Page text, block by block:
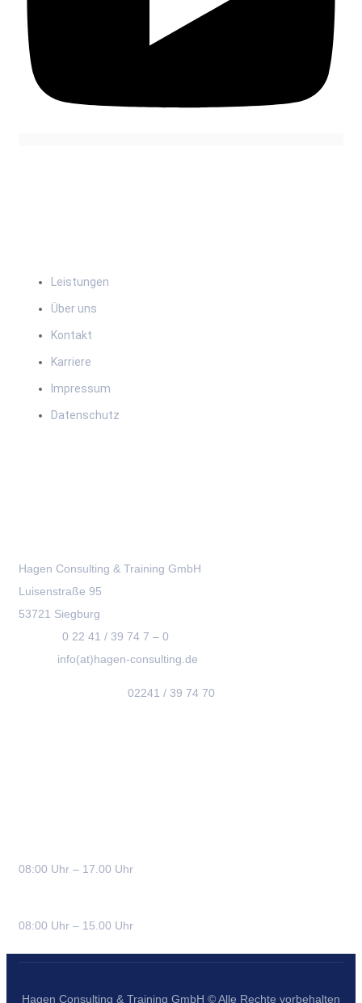
Leistungen
Über uns
Kontakt
Karriere
Impressum
Datenschutz
Hagen Consulting & Training GmbH
Luisenstraße 95
53721 Siegburg
0 22 41 / 39 74 7 – 0
info(at)hagen-consulting.de
02241 / 39 74 70
08:00 Uhr – 17.00 Uhr
08:00 Uhr – 15.00 Uhr
Hagen Consulting & Training GmbH © Alle Rechte vorbehalten